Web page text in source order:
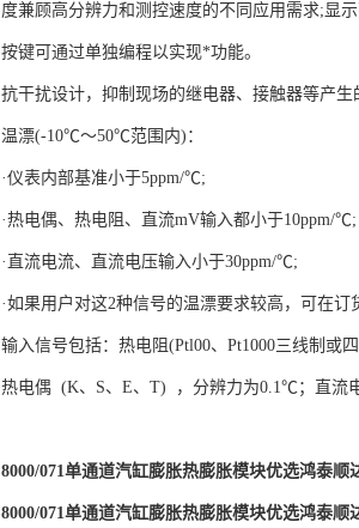
度兼顾高分辨力和测控速度的不同应用需求;显
按键可通过单独编程以实现*功能。
抗干扰设计，抑制现场的继电器、接触器等产
温漂(-10℃～50℃范围内)：
·仪表内部基准小于5ppm/℃;
·热电偶、热电阻、直流mV输入都小于10ppm/℃;
·直流电流、直流电压输入小于30ppm/℃;
·如果用户对这2种信号的温漂要求较高，可在订
输入信号包括：热电阻(Ptl00、Pt1000三线制或
热电偶 (K、S、E、T) ，分辨力为0.1℃；直流
8000/071单通道汽缸膨胀热膨胀模块优选鸿泰顺
8000/071单通道汽缸膨胀热膨胀模块优选鸿泰顺